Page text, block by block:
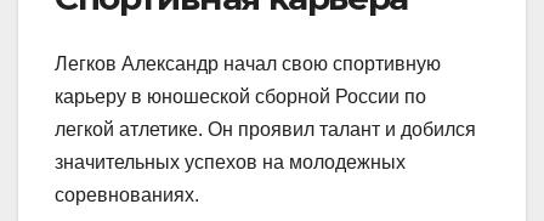
Легков Александр начал свою спортивную
карьеру в юношеской сборной России по
легкой атлетике. Он проявил талант и добился
значительных успехов на молодежных
соревнованиях.